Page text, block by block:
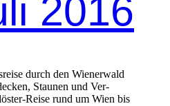
2016
durch den Wiener­wald
Staunen und Ver­
Reise rund um Wien bis